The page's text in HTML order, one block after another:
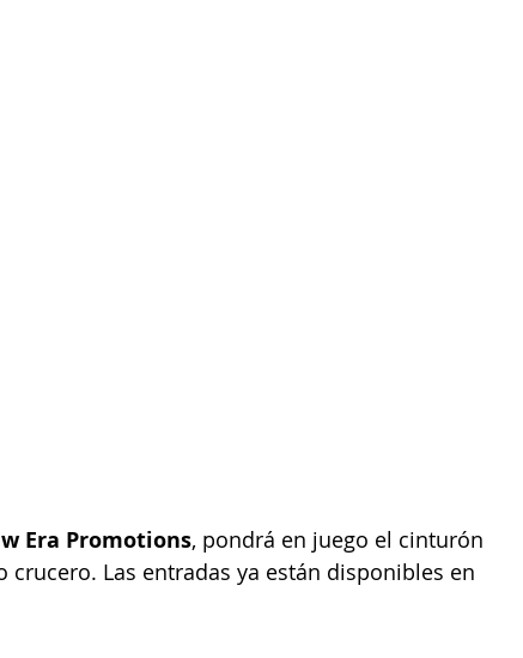
Era Promotions, pondrá en juego el cinturón
Las entradas ya están disponibles en